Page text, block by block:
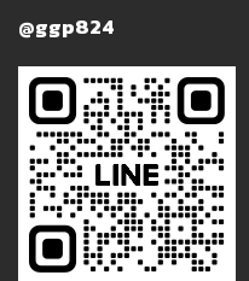
@ggp824